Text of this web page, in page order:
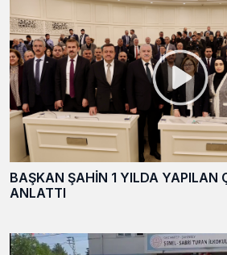
BAŞKAN ŞAHİN 1 YILDA YAPILAN
ANLATTI